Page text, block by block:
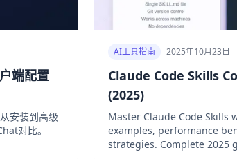
端配置
安装到高级
对比。
AI工具指南 2025年10月23日
Claude Code Skills
(2025)
Master Claude Code
examples, performance
strategies. Complete 2025